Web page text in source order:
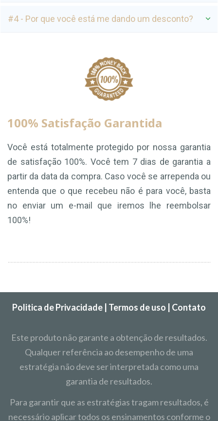
#4 - Por que você está me dando um desconto?
100% Satisfação Garantida
Você está totalmente protegido por nossa garantia
de satisfação 100%. Você tem 7 dias de garantia a
partir da data da compra. Caso você se arrependa ou
entenda que o que recebeu não é para você, basta
no enviar um e-mail que iremos lhe reembolsar
100%!
Politica de Privacidade | Termos de uso | Contato
Este produto não garante a obtenção de resultados.
Qualquer referência ao desempenho de uma
estratégia não deve ser interpretada como uma
garantia de resultados.
Para garantir que as estratégias tragam resultados, é
necessário aplicar todos os ensinamentos conforme o